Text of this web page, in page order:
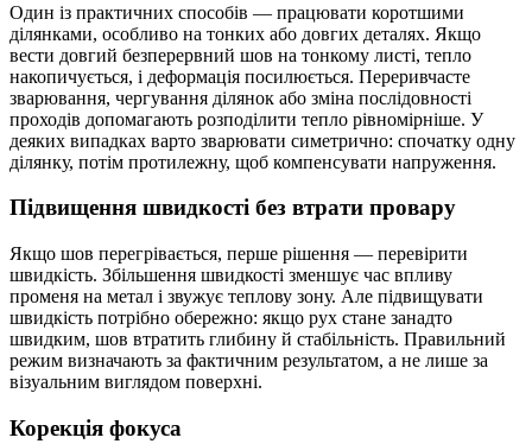
Один із практичних способів — працювати коротшими
ділянками, особливо на тонких або довгих деталях. Якщо
вести довгий безперервний шов на тонкому листі, тепло
накопичується, і деформація посилюється. Переривчасте
зварювання, чергування ділянок або зміна послідовності
проходів допомагають розподілити тепло рівномірніше. У
деяких випадках варто зварювати симетрично: спочатку одну
ділянку, потім протилежну, щоб компенсувати напруження.
Підвищення швидкості без втрати провару
Якщо шов перегрівається, перше рішення — перевірити
швидкість. Збільшення швидкості зменшує час впливу
променя на метал і звужує теплову зону. Але підвищувати
швидкість потрібно обережно: якщо рух стане занадто
швидким, шов втратить глибину й стабільність. Правильний
режим визначають за фактичним результатом, а не лише за
візуальним виглядом поверхні.
Корекція фокуса